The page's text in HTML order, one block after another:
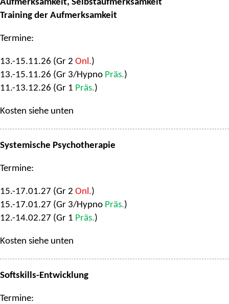
Aufmerksamkeit, Selbstaufmerksamkeit
Training der Aufmerksamkeit
Termine:
13.-15.11.26 (Gr 2 Onl.)
13.-15.11.26 (Gr 3/Hypno Präs.)
11.-13.12.26 (Gr 1 Präs.)
Kosten siehe unten
Systemische Psychotherapie
Termine:
15.-17.01.27 (Gr 2 Onl.)
15.-17.01.27 (Gr 3/Hypno Präs.)
12.-14.02.27 (Gr 1 Präs.)
Kosten siehe unten
Softskills-Entwicklung
Termine: